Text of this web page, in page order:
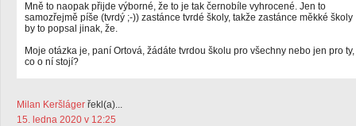
Mně to naopak přijde výborné, že to je tak černobíle vyhrocené. Jen to
samozřejmě píše (tvrdý ;-)) zastánce tvrdé školy, takže zastánce měkké školy
by to popsal jinak, že.
Moje otázka je, paní Ortová, žádáte tvrdou školu pro všechny nebo jen pro ty,
co o ní stojí?
Milan Keršláger řekl(a)...
15. ledna 2020 v 12:25